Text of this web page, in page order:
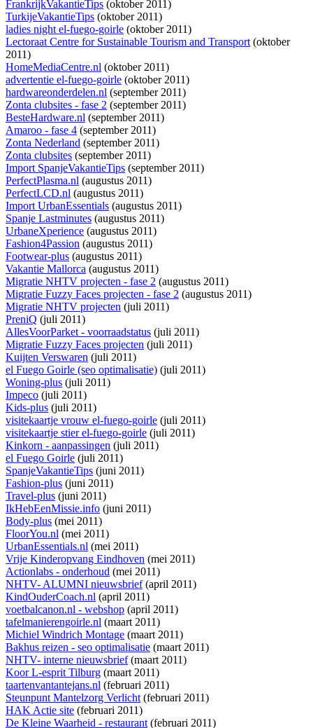
FrankrijkVakantieTips (oktober 2011)
TurkijeVakantieTips (oktober 2011)
ladies night el-fuego-goirle (oktober 2011)
Lectoraat Centre for Sustainable Tourism and Transport(oktober
2011)
HomeMediaCentre.nl (oktober 2011)
advertentie el-fuego-goirle (oktober 2011)
hardwareonderdelen.nl (september 2011)
Zonta clubsites - fase 2 (september 2011)
BesteHardware.nl (september 2011)
Amaroo - fase 4 (september 2011)
Zonta Nederland (september 2011)
Zonta clubsites (september 2011)
Import SpanjeVakantieTips (september 2011)
PerfectPlasma.nl (augustus 2011)
PerfectLCD.nl (augustus 2011)
Import UrbanEssentials (augustus 2011)
Spanje Lastminutes (augustus 2011)
UrbaneXperience (augustus 2011)
Fashion4Passion (augustus 2011)
Footwear-plus (augustus 2011)
Vakantie Mallorca (augustus 2011)
Migratie NHTV projecten - fase 2 (augustus 2011)
Migratie Fuzzy Faces projecten - fase 2 (augustus 2011)
Migratie NHTV projecten (juli 2011)
PreniQ (juli 2011)
AllesVoorParket - voorraadstatus (juli 2011)
Migratie Fuzzy Faces projecten (juli 2011)
Kuijten Verswaren (juli 2011)
el Fuego Goirle (seo optimalisatie) (juli 2011)
Woning-plus (juli 2011)
Impeco (juli 2011)
Kids-plus (juli 2011)
visitekaartje vrouw el-fuego-goirle (juli 2011)
visitekaartje stier el-fuego-goirle (juli 2011)
Kinkorn - aanpassingen (juli 2011)
el Fuego Goirle (juli 2011)
SpanjeVakantieTips (juni 2011)
Fashion-plus (juni 2011)
Travel-plus (juni 2011)
IkHebEenMissie.info (juni 2011)
Body-plus (mei 2011)
FloorYou.nl (mei 2011)
UrbanEssentials.nl (mei 2011)
Vrije Kinderopvang Eindhoven (mei 2011)
Actionlabs - onderhoud (mei 2011)
NHTV- ALUMNI nieuwsbrief(april 2011)
KindOuderCoach.nl (april 2011)
voetbalcanon.nl - webshop (april 2011)
tafelmanierengoirle.nl (maart 2011)
Michiel Windrich Montage (maart 2011)
Bakhus reizen - seo optimalisatie (maart 2011)
NHTV- interne nieuwsbrief(maart 2011)
Koor L-esprit Tilburg (maart 2011)
taartenvantantejans.nl (februari 2011)
Steunpunt Mantelzorg Verlicht(februari 2011)
HAK Actie site (februari 2011)
De Kleine Waarheid - restaurant(februari 2011)